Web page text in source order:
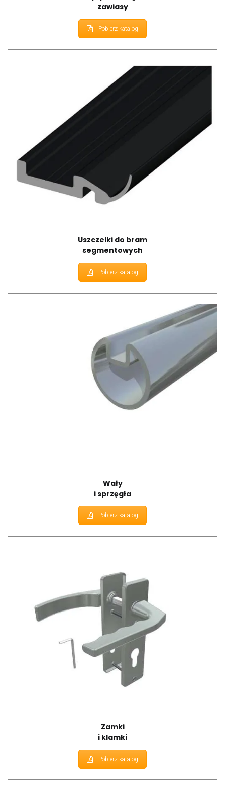
zawiasy
Pobierz katalog
Uszczelki do bram
segmentowych
Pobierz katalog
Wały
i sprzęgła
Pobierz katalog
Zamki
i klamki
Pobierz katalog